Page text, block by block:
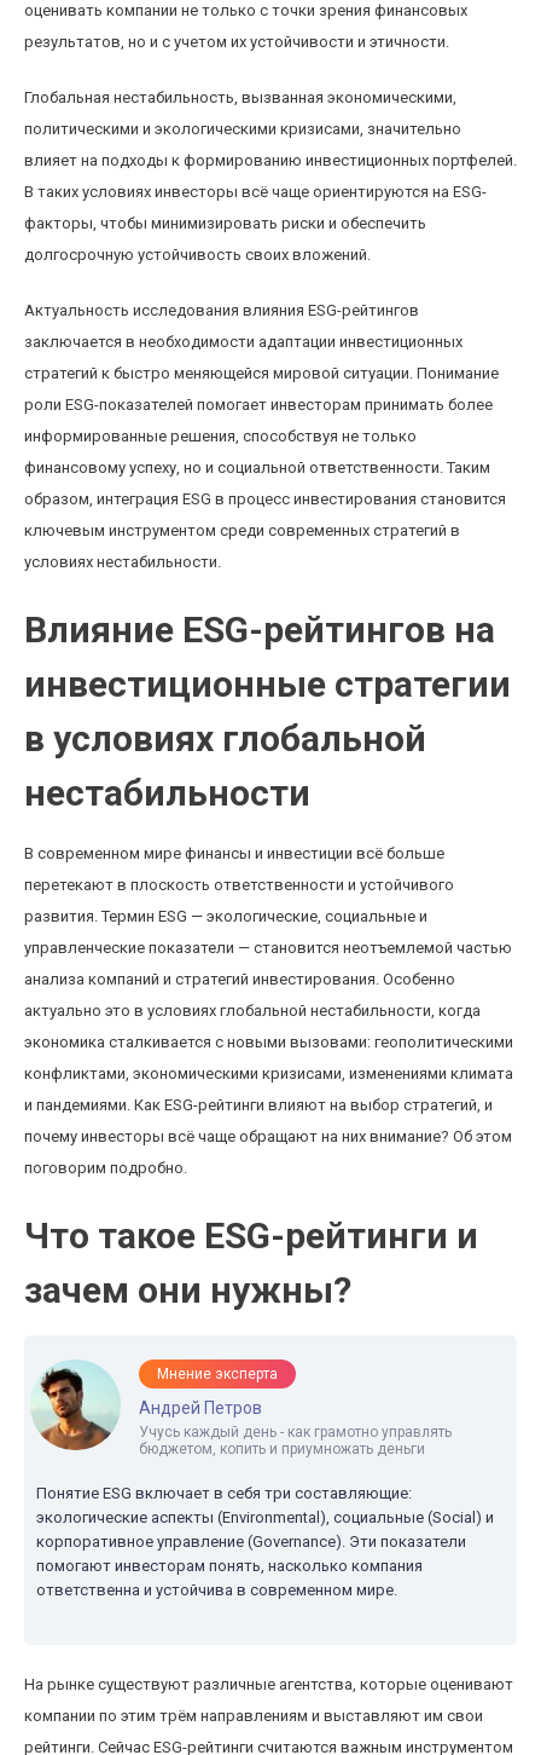
оценивать компании не только с точки зрения финансовых
результатов, но и с учетом их устойчивости и этичности.
Глобальная нестабильность, вызванная экономическими,
политическими и экологическими кризисами, значительно
влияет на подходы к формированию инвестиционных портфелей.
В таких условиях инвесторы всё чаще ориентируются на ESG-
факторы, чтобы минимизировать риски и обеспечить
долгосрочную устойчивость своих вложений.
Актуальность исследования влияния ESG-рейтингов
заключается в необходимости адаптации инвестиционных
стратегий к быстро меняющейся мировой ситуации. Понимание
роли ESG-показателей помогает инвесторам принимать более
информированные решения, способствуя не только
финансовому успеху, но и социальной ответственности. Таким
образом, интеграция ESG в процесс инвестирования становится
ключевым инструментом среди современных стратегий в
условиях нестабильности.
Влияние ESG-рейтингов на
инвестиционные стратегии
в условиях глобальной
нестабильности
В современном мире финансы и инвестиции всё больше
перетекают в плоскость ответственности и устойчивого
развития. Термин ESG — экологические, социальные и
управленческие показатели — становится неотъемлемой частью
анализа компаний и стратегий инвестирования. Особенно
актуально это в условиях глобальной нестабильности, когда
экономика сталкивается с новыми вызовами: геополитическими
конфликтами, экономическими кризисами, изменениями климата
и пандемиями. Как ESG-рейтинги влияют на выбор стратегий, и
почему инвесторы всё чаще обращают на них внимание? Об этом
поговорим подробно.
Что такое ESG-рейтинги и
зачем они нужны?
Мнение эксперта
Андрей Петров
Учусь каждый день - как грамотно управлять
бюджетом, копить и приумножать деньги
Понятие ESG включает в себя три составляющие:
экологические аспекты (Environmental), социальные (Social) и
корпоративное управление (Governance). Эти показатели
помогают инвесторам понять, насколько компания
ответственна и устойчива в современном мире.
На рынке существуют различные агентства, которые оценивают
компании по этим трём направлениям и выставляют им свои
рейтинги. Сейчас ESG-рейтинги считаются важным инструментом